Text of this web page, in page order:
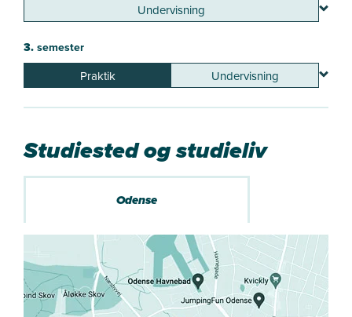
Undervisning
3.semester
Praktik Undervisning
Studiested og studieliv
Odense